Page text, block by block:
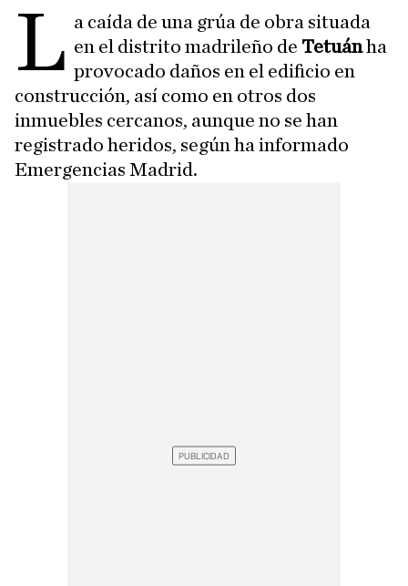
L a caída de una grúa de obra situada
en el distrito madrileño de Tetuánha
provocado daños en el edificio en
construcción, así como en otros dos
inmuebles cercanos, aunque no se han
registrado heridos, según ha informado
Emergencias Madrid.